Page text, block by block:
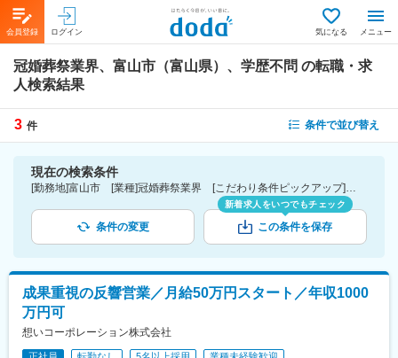
会員登録 ログイン 気になる メニュー
冠婚葬祭業界、富山市（富山県）、学歴不問 の転職・求
人検索結果
3 件 条件で並び替え
現在の検索条件
[勤務地]富山市 [業種]冠婚葬祭業界 [こだわり条件ピックアップ]学歴不問 [詳細条件](募集・採用情報)学歴不問
条件の変更
新着求人をいつでもチェック
この条件を保存
成果重視の反響営業／月給50万円スタート／年収1000
万円可
想いコーポレーション株式会社